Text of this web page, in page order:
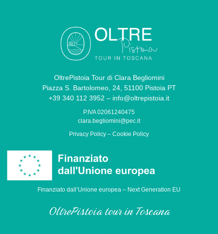
OltrePistoia Tour di Clara Begliomini
Piazza S. Bartolomeo, 24, 51100 Pistoia PT
+39 340 112 3952 – info@oltrepistoia.it
P.IVA 02061240475
clara.begliomini@pec.it
Privacy Policy – Cookie Policy
Finanziato dall’Unione europea – Next Generation EU
OltrePistoia tour in Toscana